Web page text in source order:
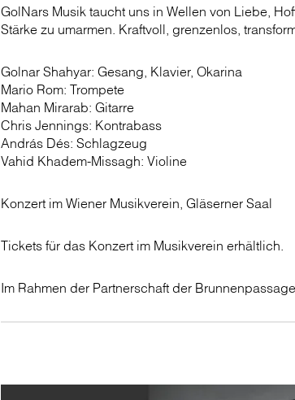
GolNars Musik taucht uns in Wellen von Liebe,
Stärke zu umarmen. Kraftvoll, grenzenlos,
Golnar Shahyar: Gesang, Klavier, Okarina
Mario Rom: Trompete
Mahan Mirarab: Gitarre
Chris Jennings: Kontrabass
András Dés: Schlagzeug
Vahid Khadem-Missagh: Violine
Konzert im Wiener Musikverein, Gläserner Saal
Tickets für das Konzert im Musikverein erhältlich.
Im Rahmen der Partnerschaft der